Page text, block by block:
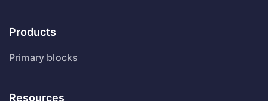
Products
Primary blocks
Resources